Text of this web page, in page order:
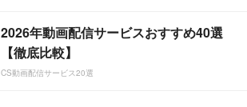
2026年動画配信サービスおすすめ40選
【徹底比較】
CS動画配信サービス20選